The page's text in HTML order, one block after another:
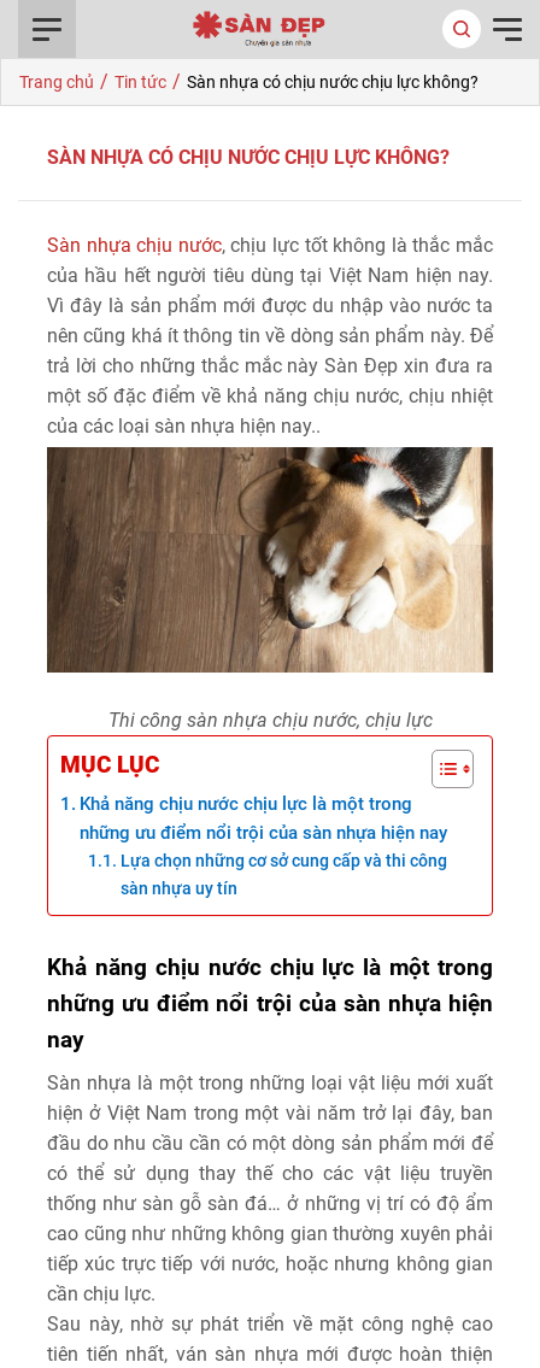
Trang chủ / Tin tức / Sàn nhựa có chịu nước chịu lực không?
SÀN NHỰA CÓ CHỊU NƯỚC CHỊU LỰC KHÔNG?
Sàn nhựa chịu nước, chịu lực tốt không là thắc mắc
của hầu hết người tiêu dùng tại Việt Nam hiện nay.
Vì đây là sản phẩm mới được du nhập vào nước ta
nên cũng khá ít thông tin về dòng sản phẩm này. Để
trả lời cho những thắc mắc này Sàn Đẹp xin đưa ra
một số đặc điểm về khả năng chịu nước, chịu nhiệt
của các loại sàn nhựa hiện nay..
Thi công sàn nhựa chịu nước, chịu lực
MỤC LỤC
Khả năng chịu nước chịu lực là một trong
những ưu điểm nổi trội của sàn nhựa hiện nay
Lựa chọn những cơ sở cung cấp và thi công
sàn nhựa uy tín
Khả năng chịu nước chịu lực là một trong
những ưu điểm nổi trội của sàn nhựa hiện
nay
Sàn nhựa là một trong những loại vật liệu mới xuất
hiện ở Việt Nam trong một vài năm trở lại đây, ban
đầu do nhu cầu cần có một dòng sản phẩm mới để
có thể sử dụng thay thế cho các vật liệu truyền
thống như sàn gỗ sàn đá… ở những vị trí có độ ẩm
cao cũng như những không gian thường xuyên phải
tiếp xúc trực tiếp với nước, hoặc nhưng không gian
cần chịu lực.
Sau này, nhờ sự phát triển về mặt công nghệ cao
tiên tiến nhất, ván sàn nhựa mới được hoàn thiện